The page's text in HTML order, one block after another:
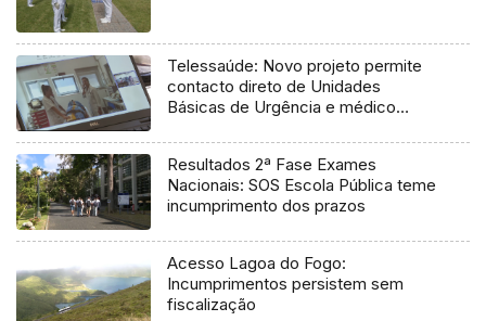
Telessaúde: Novo projeto permite
contacto direto de Unidades
Básicas de Urgência e médico
Resultados 2ª Fase Exames
Nacionais: SOS Escola Pública teme
incumprimento dos prazos
Acesso Lagoa do Fogo:
Incumprimentos persistem sem
fiscalização